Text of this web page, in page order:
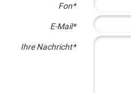
Fon*
E-Mail*
Ihre Nachricht*